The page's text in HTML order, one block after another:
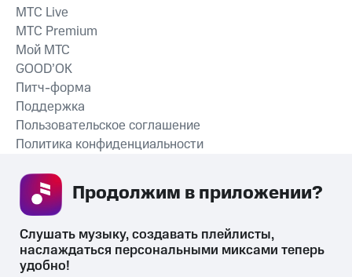
СКАЧАТЬ ПРИЛОЖЕНИЕ
MTС Live
MTС Premium
Мой МТС
GOOD’OK
Питч-форма
Поддержка
Пользовательское соглашение
Политика конфиденциальности
Слушать музыку, создавать плейлисты,
наслаждаться персональными миксами теперь
удобно!